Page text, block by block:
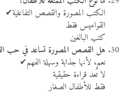
الكتب المصورة والقصص التفاعلية✔
القواميس فقط
كتب البالغين
هل القصص المصورة تساعد في حب
نعم، لأنها جذابة وسهلة الفهم✔
لا تُعد قراءة حقيقية
فقط للأطفال الصغار